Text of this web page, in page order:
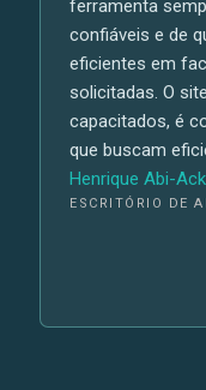
ferramenta
confiáveis e de
eficientes em
solicitadas. O
capacitados, é
que buscam
Henrique Abi-
ESCRITÓRIO DE